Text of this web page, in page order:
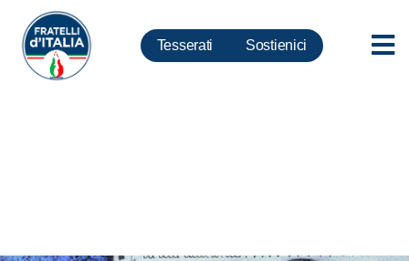
Tesserati Sostienici